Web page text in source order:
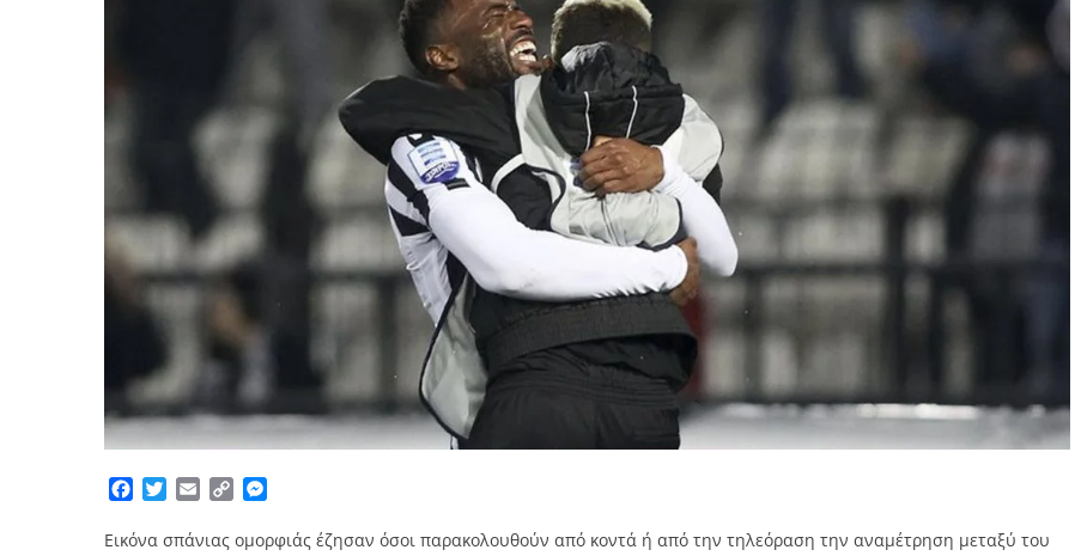
Facebook
TwitterEmailCopy
Εικόνα σπάνιας ομορφιάς έζησαν όσοι παρακολουθούν από κοντά ή από την τηλεόραση την αναμέτρηση μεταξύ του